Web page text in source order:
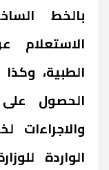
بالخط
الاستعلام
الطبية،
الحصول
والاجراءات
الواردة